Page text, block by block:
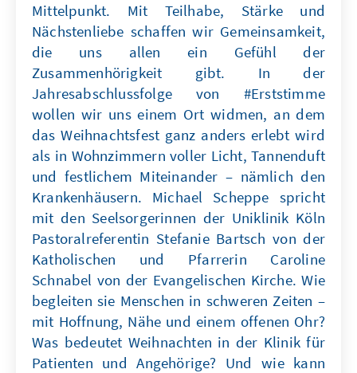
Mittelpunkt. Mit Teilhabe, Stärke und
Nächstenliebe schaffen wir Gemeinsamkeit,
die uns allen ein Gefühl der
Zusammenhörigkeit gibt. In der
Jahresabschlussfolge von #Erststimme
wollen wir uns einem Ort widmen, an dem
das Weihnachtsfest ganz anders erlebt wird
als in Wohnzimmern voller Licht, Tannenduft
und festlichem Miteinander – nämlich den
Krankenhäusern. Michael Scheppe spricht
mit den Seelsorgerinnen der Uniklinik Köln
Pastoralreferentin Stefanie Bartsch von der
Katholischen und Pfarrerin Caroline
Schnabel von der Evangelischen Kirche. Wie
begleiten sie Menschen in schweren Zeiten –
mit Hoffnung, Nähe und einem offenen Ohr?
Was bedeutet Weihnachten in der Klinik für
Patienten und Angehörige? Und wie kann